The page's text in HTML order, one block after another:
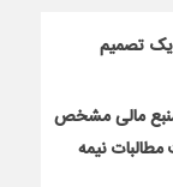
یک تصمیم
منبع مالی مشخص
نیمه‌